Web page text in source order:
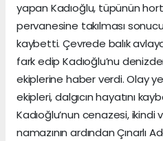
yapan Kadıoğlu, tüpünün
pervanesine takılması
kaybetti. Çevrede balık
fark edip Kadıoğlu’nu
ekiplerine haber verdi. Olay
ekipleri, dalgıcın hayatını
Kadıoğlu’nun cenazesi, ikindi
namazının ardından Çınarlı